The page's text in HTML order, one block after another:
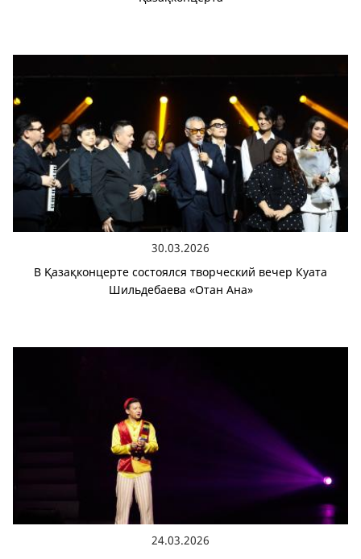
30.03.2026
В Қазақконцерте состоялся творческий вечер Куата
Шильдебаева «Отан Ана»
24.03.2026